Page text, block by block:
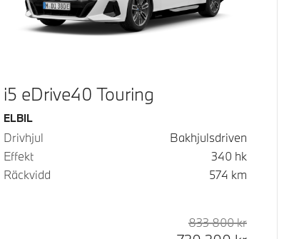
i5 eDrive40 Touring
Bränsle
ELBIL
Drivhjul
Bakhjulsdriven
Effekt
340 hk
Räckvidd
574 km
Rek.
833 800kr